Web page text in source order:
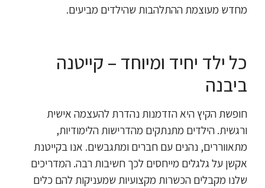
מחדש מעוצמת ההתלהבות שהילדים מביעים.
כל ילד יחיד ומיוחד – קייטנה
ביבנה
חופשת הקיץ היא הזדמנות נהדרת להעצמה אישית
ורגשית. הילדים מתנתקים מהדרישות הלימודיות,
מתאווררים, נהנים עם חברים ומתגבשים. אנו בקייטנת
אקשן על גלגלים מייחסים לכך חשיבות רבה. המדריכים
שלנו מקבלים הכשרות מקצועיות שמעניקות להם כלים